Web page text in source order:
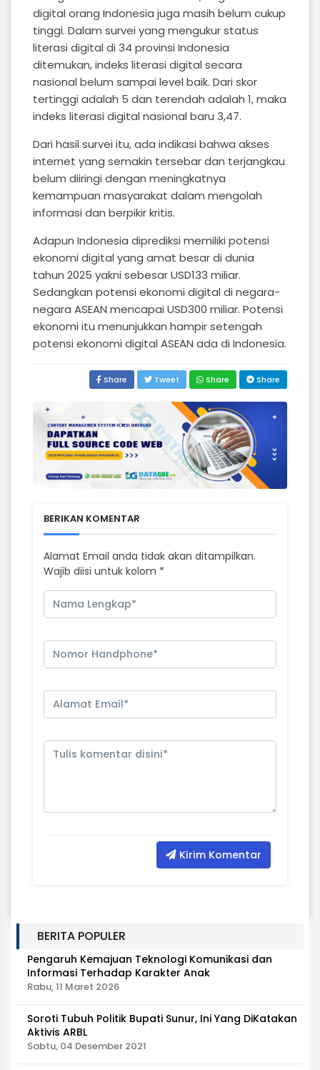
digital orang Indonesia juga masih belum cukup
tinggi. Dalam survei yang mengukur status
literasi digital di 34 provinsi Indonesia
ditemukan, indeks literasi digital secara
nasional belum sampai level baik. Dari skor
tertinggi adalah 5 dan terendah adalah 1, maka
indeks literasi digital nasional baru 3,47.
Dari hasil survei itu, ada indikasi bahwa akses
internet yang semakin tersebar dan terjangkau
belum diiringi dengan meningkatnya
kemampuan masyarakat dalam mengolah
informasi dan berpikir kritis.
Adapun Indonesia diprediksi memiliki potensi
ekonomi digital yang amat besar di dunia
tahun 2025 yakni sebesar USD133 miliar.
Sedangkan potensi ekonomi digital di negara-
negara ASEAN mencapai USD300 miliar. Potensi
ekonomi itu menunjukkan hampir setengah
potensi ekonomi digital ASEAN ada di Indonesia.
Share Tweet Share Share
BERIKAN KOMENTAR
Alamat Email anda tidak akan ditampilkan.
Wajib diisi untuk kolom *
Kirim Komentar
BERITA POPULER
Pengaruh Kemajuan Teknologi Komunikasi dan
Informasi Terhadap Karakter Anak
Rabu, 11 Maret 2026
Soroti Tubuh Politik Bupati Sunur, Ini Yang DiKatakan
Aktivis ARBL
Sabtu, 04 Desember 2021